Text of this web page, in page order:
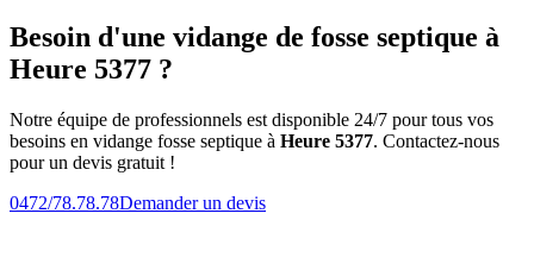
Besoin d'une vidange de fosse septique à
Heure 5377 ?
Notre équipe de professionnels est disponible 24/7 pour tous vos
besoins en vidange fosse septique à Heure 5377. Contactez-nous
pour un devis gratuit !
0472/78.78.78Demander un devis